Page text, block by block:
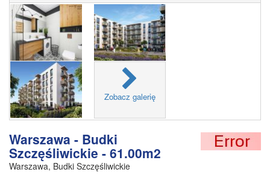
Zobacz galerię
Warszawa - Budki
Szczęśliwickie - 61.00m2
Warszawa, Budki Szczęśliwickie